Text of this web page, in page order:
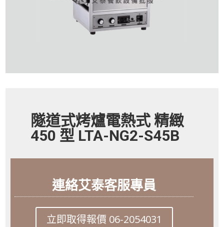
隧道式烤爐電熱式 精緻
450 型 LTA-NG2-S45B
連絡艾泰客服專員
立即取得報價 06-2054031